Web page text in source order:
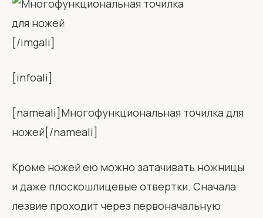
[/imgali]
[infoali]
[nameali]Многофункциональная точилка для
ножей[/nameali]
Кроме ножей ею можно затачивать ножницы
и даже плоскошлицевые отвертки. Сначала
лезвие проходит через первоначальную